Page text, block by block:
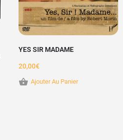
YES SIR MADAME
20,00€
Ajouter Au Panier